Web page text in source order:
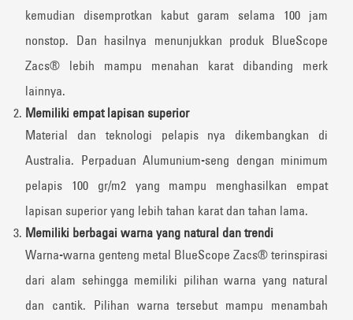
kemudian disemprotkan kabut garam selama 100 jam
nonstop. Dan hasilnya menunjukkan produk BlueScope
Zacs® lebih mampu menahan karat dibanding merk
lainnya.
Memiliki empat lapisan superior
Material dan teknologi pelapis nya dikembangkan di
Australia. Perpaduan Alumunium-seng dengan minimum
pelapis 100 gr/m2 yang mampu menghasilkan empat
lapisan superior yang lebih tahan karat dan tahan lama.
Memiliki berbagai warna yang natural dan trendi
Warna-warna genteng metal BlueScope Zacs® terinspirasi
dari alam sehingga memiliki pilihan warna yang natural
dan cantik. Pilihan warna tersebut mampu menambah